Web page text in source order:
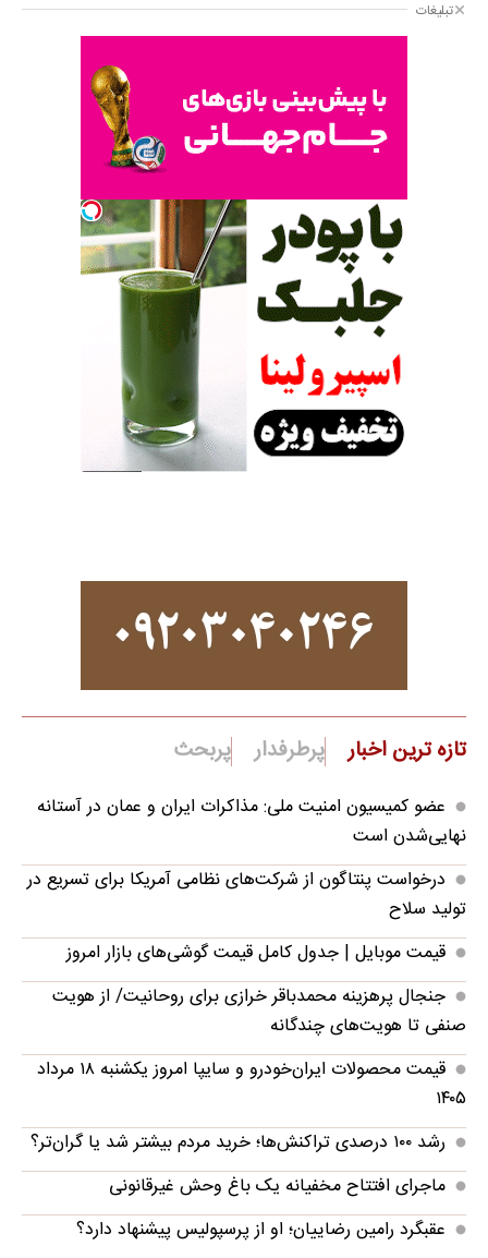
تبلیغات
تازه ترین اخبار پرطرفدار پربحث
عضو کمیسیون امنیت ملی: مذاکرات ایران و عمان در آستانه
نهایی‌شدن است
درخواست پنتاگون از شرکت‌های نظامی آمریکا برای تسریع در
تولید سلاح
قیمت موبایل‌ | جدول کامل قیمت گوشی‌های بازار امروز
جنجال پرهزینه محمدباقر خرازی برای روحانیت/ از هویت
صنفی تا هویت‌های چندگانه
قیمت محصولات ایران‌خودرو و سایپا امروز یکشنبه ۱۸ مرداد
۱۴۰۵
رشد ۱۰۰ درصدی تراکنش‌ها؛ خرید مردم بیشتر شد یا گران‌تر؟
ماجرای افتتاح مخفیانه یک باغ وحش غیرقانونی
عقبگرد رامین رضاییان؛ او از پرسپولیس پیشنهاد دارد؟